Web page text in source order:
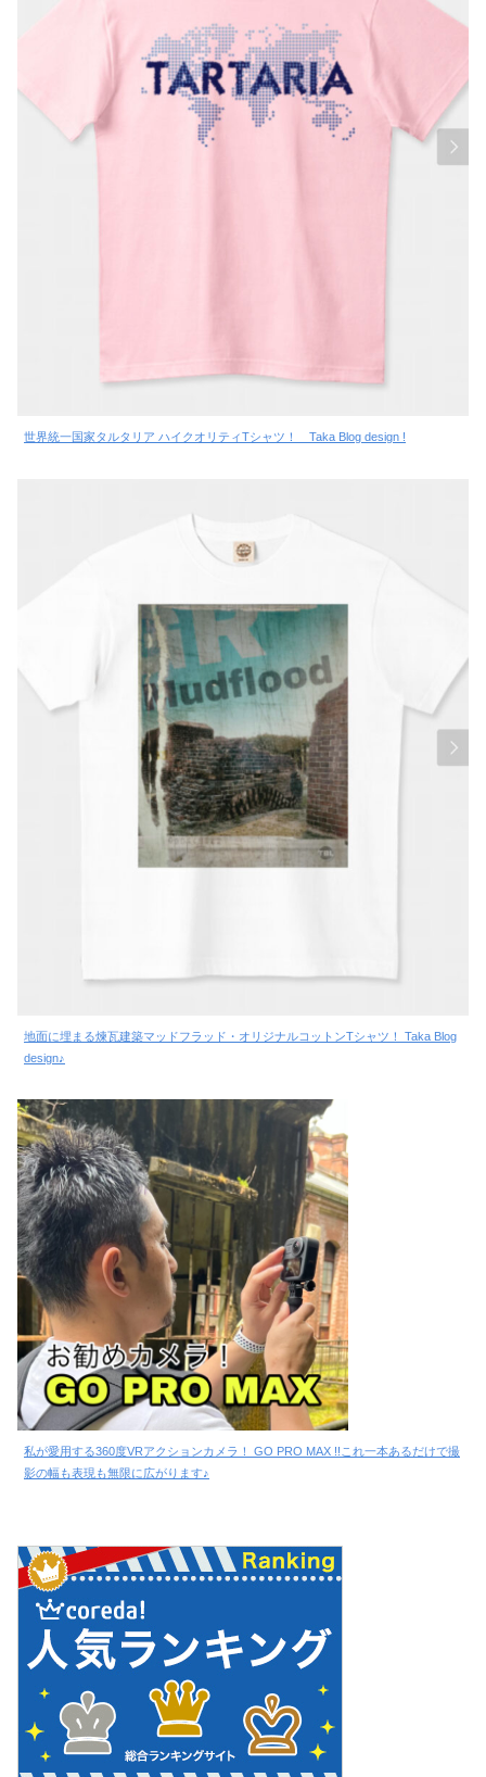
世界統一国家タルタリア ハイクオリティTシャツ！ Taka Blog design !
地面に埋まる煉瓦建築マッドフラッド・オリジナルコットンTシャツ！ Taka Blog
design♪
私が愛用する360度VRアクションカメラ！ GO PRO MAX !!これ一本あるだけで撮
影の幅も表現も無限に広がります♪